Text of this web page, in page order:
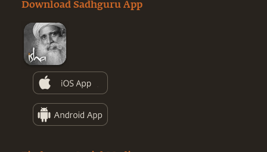
Download Sadhguru App